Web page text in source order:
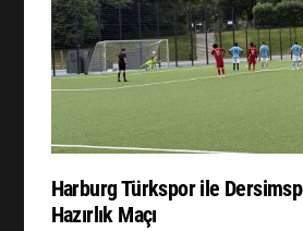
Harburg Türkspor ile
Hazırlık Maçı